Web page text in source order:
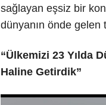
sağlayan eşsiz bir
dünyanın önde gelen
“Ülkemizi 23 Yılda
Haline Getirdik”